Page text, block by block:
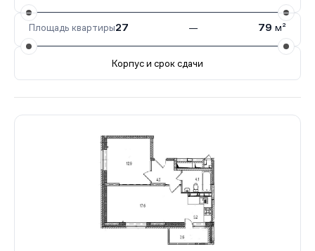
Площадь квартиры27 — 79 м²
Корпус и срок сдачи
4Б119 кв.Сдан